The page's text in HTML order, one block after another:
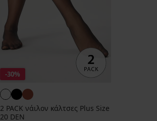
-30%
2 PACK νάιλον κάλτσες Plus Size
20 DEN